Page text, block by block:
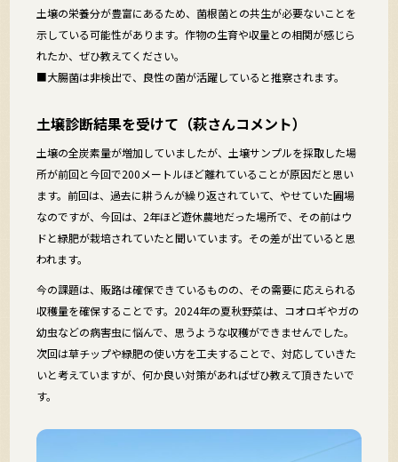
土壌の栄養分が豊富にあるため、菌根菌との共生が必要ないことを
示している可能性があります。作物の生育や収量との相関が感じら
れたか、ぜひ教えてください。
■大腸菌は非検出で、良性の菌が活躍していると推察されます。
土壌診断結果を受けて（萩さんコメント）
土壌の全炭素量が増加していましたが、土壌サンプルを採取した場
所が前回と今回で200メートルほど離れていることが原因だと思い
ます。前回は、過去に耕うんが繰り返されていて、やせていた圃場
なのですが、今回は、2年ほど遊休農地だった場所で、その前はウ
ドと緑肥が栽培されていたと聞いています。その差が出ていると思
われます。
今の課題は、販路は確保できているものの、その需要に応えられる
収穫量を確保することです。2024年の夏秋野菜は、コオロギやガの
幼虫などの病害虫に悩んで、思うような収穫ができませんでした。
次回は草チップや緑肥の使い方を工夫することで、対応していきた
いと考えていますが、何か良い対策があればぜひ教えて頂きたいで
す。